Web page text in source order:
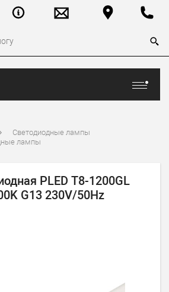
Светодиодные лампы
лампы
PLED T8-1200GL
G13 230V/50Hz